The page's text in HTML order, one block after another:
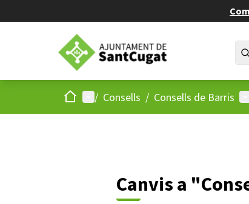
Inici Menú principal
/ Consells / Consells de Barris
Canvis a